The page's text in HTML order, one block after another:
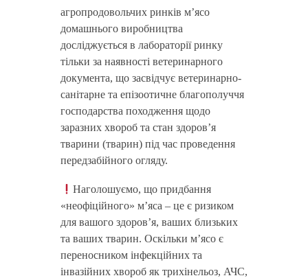
агропродовольчих ринків мʼясо
домашнього виробництва
досліджується в лабораторії ринку
тільки за наявності ветеринарного
документа, що засвідчує ветеринарно-
санітарне та епізоотичне благополуччя
господарства походження щодо
заразних хвороб та стан здоров’я
тварини (тварин) під час проведення
передзабійного огляду.
Наголошуємо, що придбання
«неофіційного» мʼяса – це є ризиком
для вашого здоровʼя, ваших близьких
та ваших тварин. Оскільки мʼясо є
переносником інфекційних та
інвазійних хвороб як трихінельоз, АЧС,